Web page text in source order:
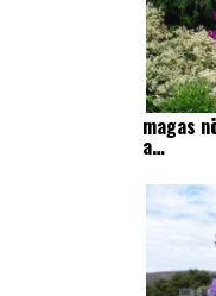
magas
a…